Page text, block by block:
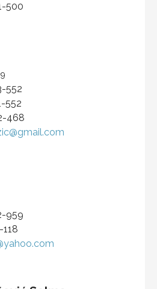
500
552
552
468
959